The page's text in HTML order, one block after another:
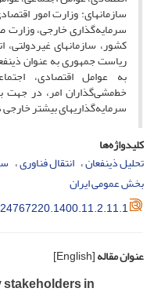
سازمانهای: وزارت امور
سرمایه‌گذاری خارجی،
کشور، سازمانهای غیردولتی،
ریاست جمهوری به عنوان
به عوامل اقتصادی،
خط‌مشی‌گذاران امر، در جهت
سرمایه‌گذاریهای بیشتر
کلیدواژه‌ها
تحلیل ذینفعان انتقال فناوری
بخش عمومی ایران
عنوان مقاله[English]
in